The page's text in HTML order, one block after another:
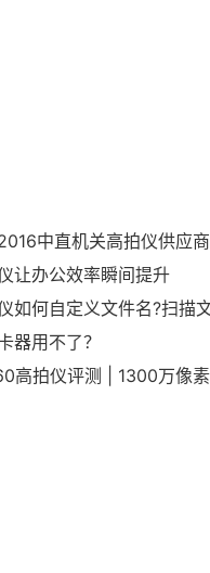
中直机关高拍仪供应商
让办公效率瞬间提升
器用不了？